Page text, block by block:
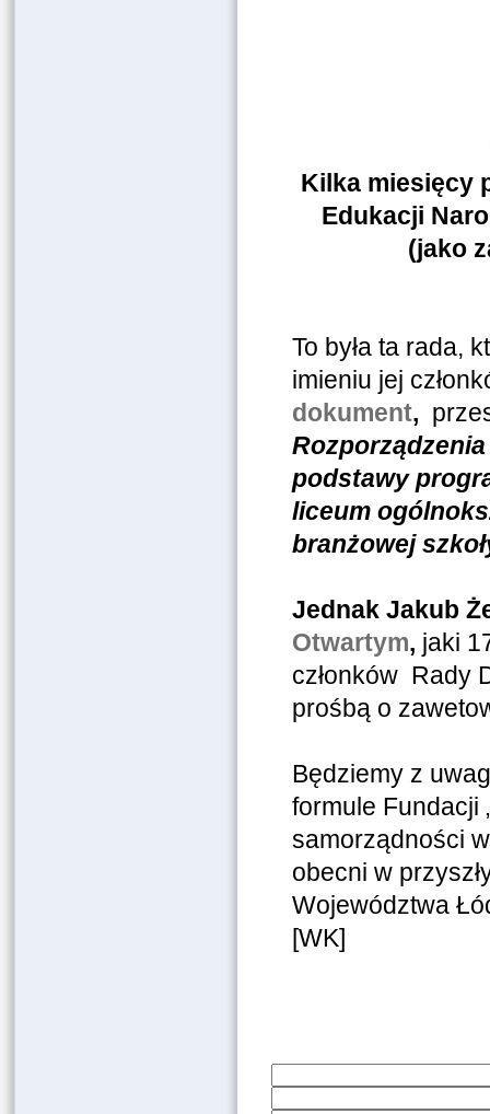
Kilka miesięcy
Edukacji
(jako
To była ta rada,
imieniu jej
dokument,
podstawy
liceum
branżowej
Jednak Jakub
Otwartym, jaki
członków Rady
prośbą o
Będziemy z
formule Fundacji
samorządności
obecni w
Województwa
[WK]